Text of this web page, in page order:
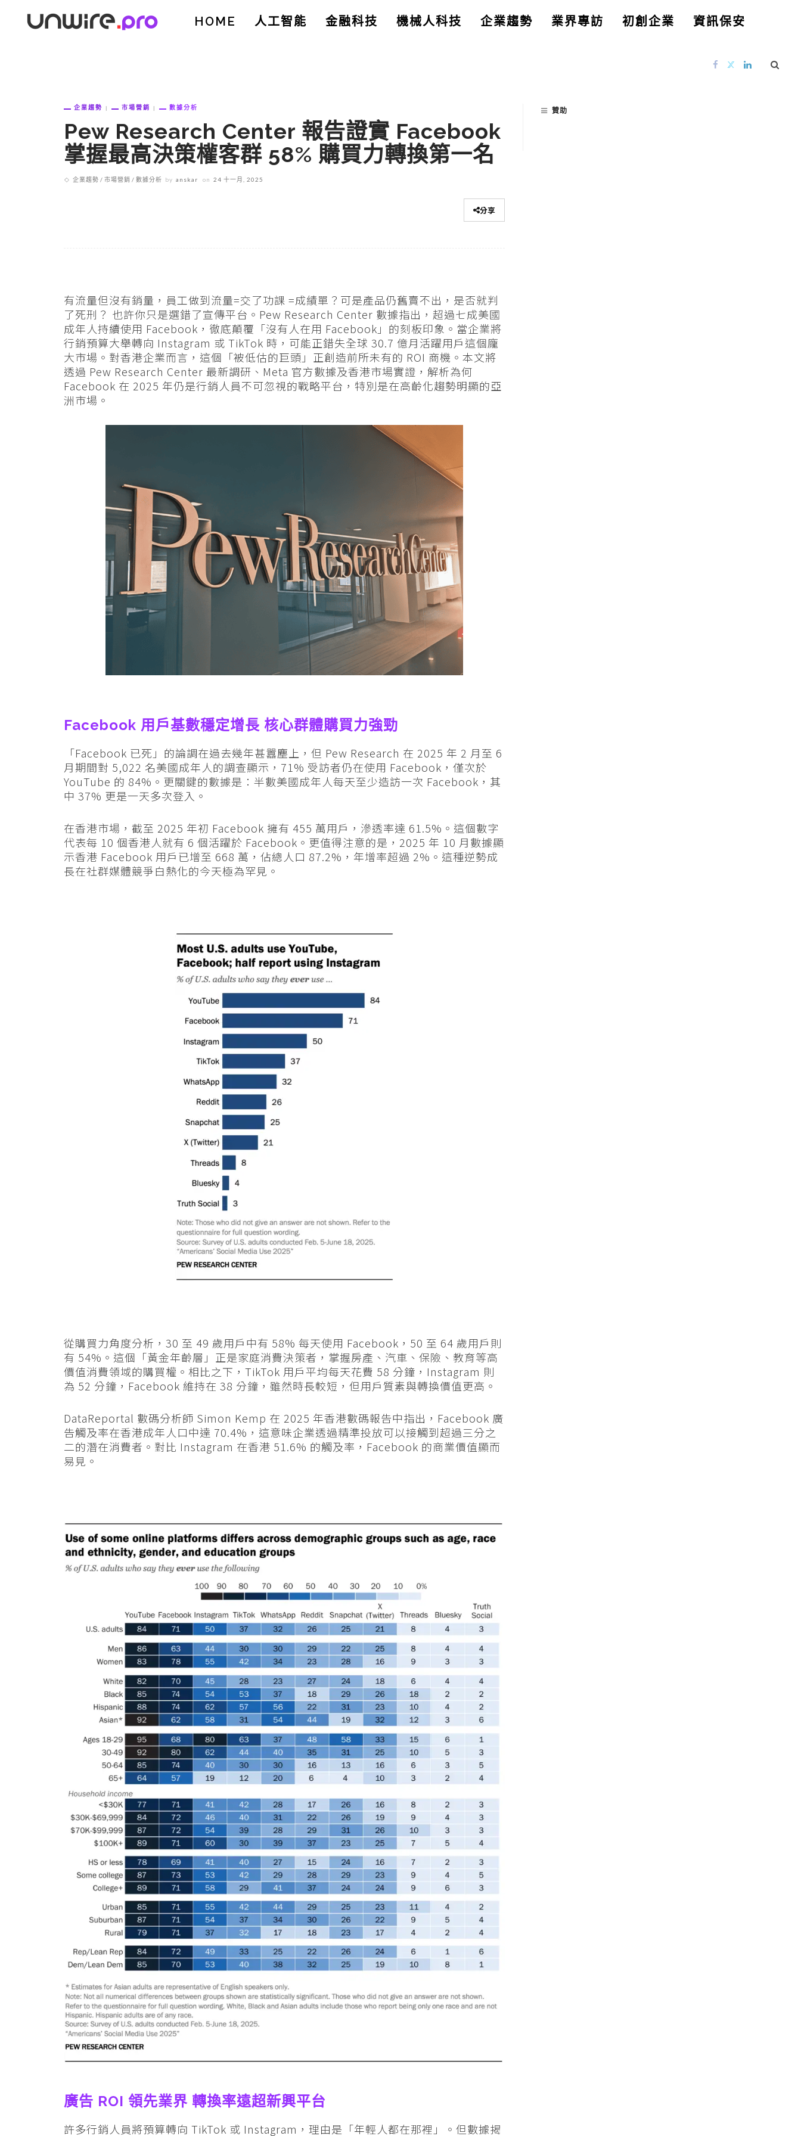
HOME 人工智能 金融科技 機械人科技 企業趨勢 業界專訪 初創企業 資訊保安
企業趨勢 市場營銷 數據分析
Pew Research Center 報告證實 Facebook
掌握最高決策權客群 58% 購買力轉換第一名
企業趨勢 市場營銷 數據分析 by anskar on 24 十一月, 2025
分享
有流量但沒有銷量，員工做到流量=交了功課 =成績單？可是產品仍舊賣不出，是否就判
了死刑？ 也許你只是選錯了宣傳平台。Pew Research Center 數據指出，超過七成美國
成年人持續使用 Facebook，徹底顛覆「沒有人在用 Facebook」的刻板印象。當企業將
行銷預算大舉轉向 Instagram 或 TikTok 時，可能正錯失全球 30.7 億月活躍用戶這個龐
大市場。對香港企業而言，這個「被低估的巨頭」正創造前所未有的 ROI 商機。本文將
透過 Pew Research Center 最新調研、Meta 官方數據及香港市場實證，解析為何
Facebook 在 2025 年仍是行銷人員不可忽視的戰略平台，特別是在高齡化趨勢明顯的亞
洲市場。
Facebook 用戶基數穩定增長 核心群體購買力強勁
「Facebook 已死」的論調在過去幾年甚囂塵上，但 Pew Research 在 2025 年 2 月至 6
月期間對 5,022 名美國成年人的調查顯示，71% 受訪者仍在使用 Facebook，僅次於
YouTube 的 84%。更關鍵的數據是：半數美國成年人每天至少造訪一次 Facebook，其
中 37% 更是一天多次登入。
在香港市場，截至 2025 年初 Facebook 擁有 455 萬用戶，滲透率達 61.5%。這個數字
代表每 10 個香港人就有 6 個活躍於 Facebook。更值得注意的是，2025 年 10 月數據顯
示香港 Facebook 用戶已增至 668 萬，佔總人口 87.2%，年增率超過 2%。這種逆勢成
長在社群媒體競爭白熱化的今天極為罕見。
從購買力角度分析，30 至 49 歲用戶中有 58% 每天使用 Facebook，50 至 64 歲用戶則
有 54%。這個「黃金年齡層」正是家庭消費決策者，掌握房產、汽車、保險、教育等高
價值消費領域的購買權。相比之下，TikTok 用戶平均每天花費 58 分鐘，Instagram 則
為 52 分鐘，Facebook 維持在 38 分鐘，雖然時長較短，但用戶質素與轉換價值更高。
DataReportal 數碼分析師 Simon Kemp 在 2025 年香港數碼報告中指出，Facebook 廣
告觸及率在香港成年人口中達 70.4%，這意味企業透過精準投放可以接觸到超過三分之
二的潛在消費者。對比 Instagram 在香港 51.6% 的觸及率，Facebook 的商業價值顯而
易見。
廣告 ROI 領先業界 轉換率遠超新興平台
許多行銷人員將預算轉向 TikTok 或 Instagram，理由是「年輕人都在那裡」。但數據揭
贊助